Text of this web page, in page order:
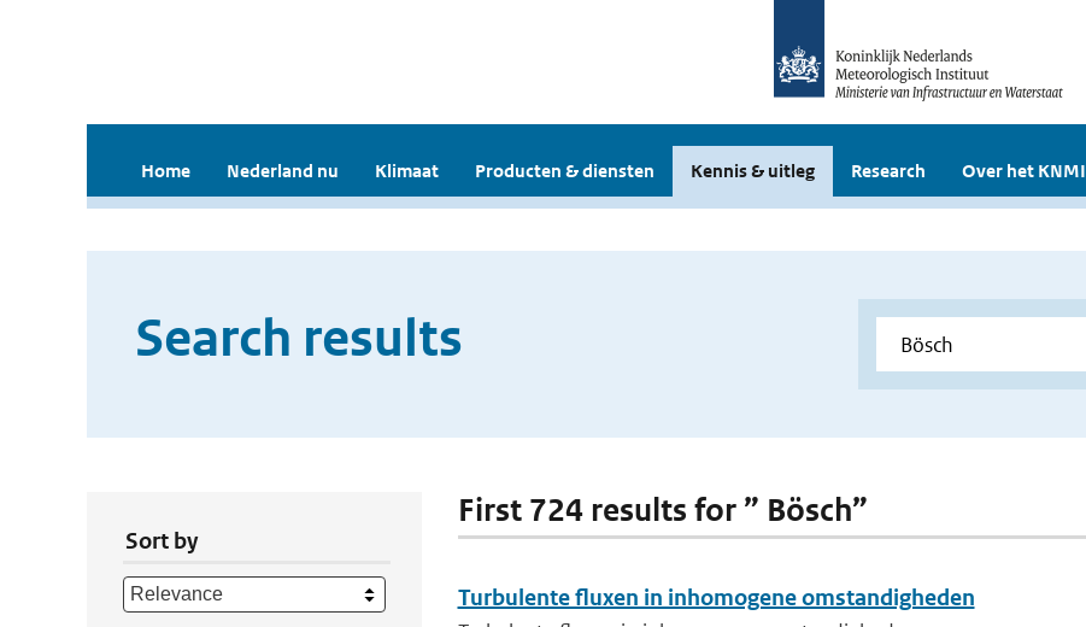
Home Nederland nu Klimaat Producten & diensten Kennis & uitleg Research Over het KNMI
Search results
Sort by
First 724 results for ” Bösch”
Turbulente fluxen in inhomogene omstandigheden